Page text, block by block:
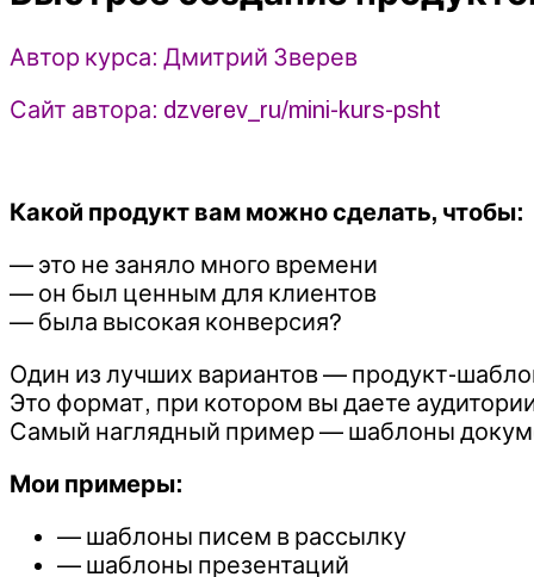
Дмитрий
Зверев
Автор курса: Дмитрий Зверев
Сайт автора: dzverev_ru/mini-kurs-psht
Какой продукт вам можно сделать, чтобы:
— это не заняло много времени
— он был ценным для клиентов
— была высокая конверсия?
Один из лучших вариантов — продукт-
Это формат, при котором вы даете
Самый наглядный пример — шаблоны
Мои примеры:
— шаблоны писем в рассылку
— шаблоны презентаций